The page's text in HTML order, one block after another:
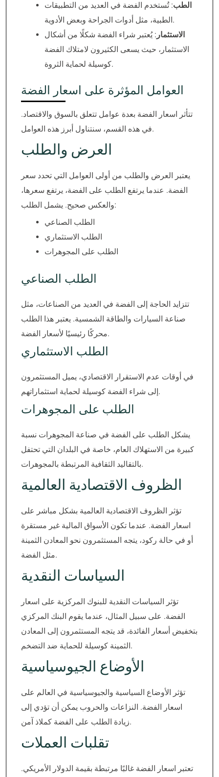
الطب: تُستخدم الفضة في العديد من التطبيقات
الطبية، مثل أدوات الجراحة وبعض الأدوية.
الاستثمار : يُعتبر شراء الفضة شكلًا من أشكال
الاستثمار، حيث يسعى الكثيرون لامتلاك الفضة
كوسيلة لحماية الثروة.
العوامل المؤثرة على اسعار الفضة
تتأثر اسعار الفضة بعدة عوامل تتعلق بالسوق والاقتصاد.
في هذه القسم، سنتناول أبرز هذه العوامل.
العرض والطلب
يعتبر العرض والطلب من أولى العوامل التي تحدد سعر
الفضة. عندما يرتفع الطلب على الفضة، يرتفع سعرها،
والعكس صحيح. يشمل الطلب:
الطلب الصناعي
الطلب الاستثماري
الطلب على المجوهرات
الطلب الصناعي
تتزايد الحاجة إلى الفضة في العديد من الصناعات، مثل
صناعة السيارات والطاقة الشمسية. يعتبر هذا الطلب
محركًا رئيسيًا لأسعار الفضة.
الطلب الاستثماري
في أوقات عدم الاستقرار الاقتصادي، يميل المستثمرون
إلى شراء الفضة كوسيلة لحماية استثماراتهم.
الطلب على المجوهرات
يشكل الطلب على الفضة في صناعة المجوهرات نسبة
كبيرة من الاستهلاك العام، خاصة في البلدان التي تحتفل
بالتقاليد الثقافية المرتبطة بالمجوهرات.
الظروف الاقتصادية العالمية
تؤثر الظروف الاقتصادية العالمية بشكل مباشر على
اسعار الفضة. عندما تكون الأسواق المالية غير مستقرة
أو في حالة ركود، يتجه المستثمرون نحو المعادن الثمينة
مثل الفضة.
السياسات النقدية
تؤثر السياسات النقدية للبنوك المركزية على اسعار
الفضة. على سبيل المثال، عندما يقوم البنك المركزي
بتخفيض أسعار الفائدة، قد يتجه المستثمرون إلى المعادن
الثمينة كوسيلة للحماية ضد التضخم.
الأوضاع الجيوسياسية
تؤثر الأوضاع السياسية والجيوسياسية في العالم على
اسعار الفضة. النزاعات والحروب يمكن أن تؤدي إلى
زيادة الطلب على الفضة كملاذ آمن.
تقلبات العملات
تعتبر اسعار الفضة غالبًا مرتبطة بقيمة الدولار الأمريكي.